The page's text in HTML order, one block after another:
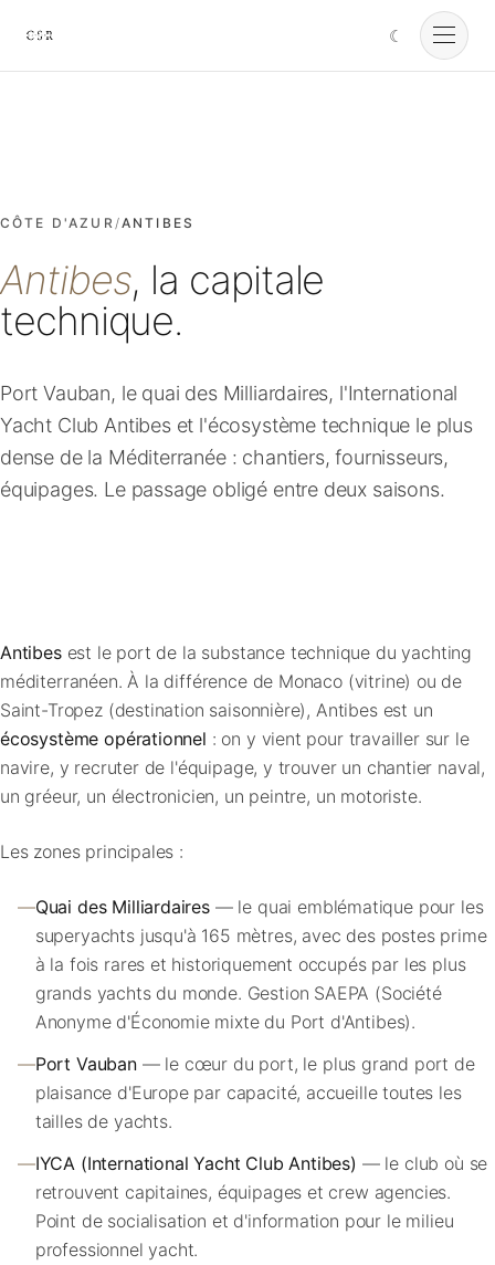
Cursorio
☾
Cursorio Manager
Tools
À propos
CÔTE D'AZUR/ANTIBES
Antibes, la capitale
technique.
Port Vauban, le quai des Milliardaires, l'International
Yacht Club Antibes et l'écosystème technique le plus
dense de la Méditerranée : chantiers, fournisseurs,
équipages. Le passage obligé entre deux saisons.
Antibesest le port de la substance technique du yachting
méditerranéen. À la différence de Monaco (vitrine) ou de
Saint-Tropez (destination saisonnière), Antibes est un
écosystème opérationnel : on y vient pour travailler sur le
navire, y recruter de l'équipage, y trouver un chantier naval,
un gréeur, un électronicien, un peintre, un motoriste.
Les zones principales :
—Quai des Milliardaires— le quai emblématique pour les
superyachts jusqu'à 165 mètres, avec des postes prime
à la fois rares et historiquement occupés par les plus
grands yachts du monde. Gestion SAEPA (Société
Anonyme d'Économie mixte du Port d'Antibes).
—Port Vauban— le cœur du port, le plus grand port de
plaisance d'Europe par capacité, accueille toutes les
tailles de yachts.
—IYCA (International Yacht Club Antibes) — le club où se
retrouvent capitaines, équipages et crew agencies.
Point de socialisation et d'information pour le milieu
professionnel yacht.